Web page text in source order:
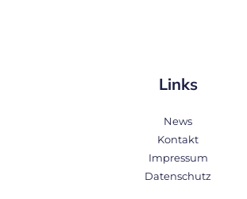
Links
News
Kontakt
Impressum
Datenschutz